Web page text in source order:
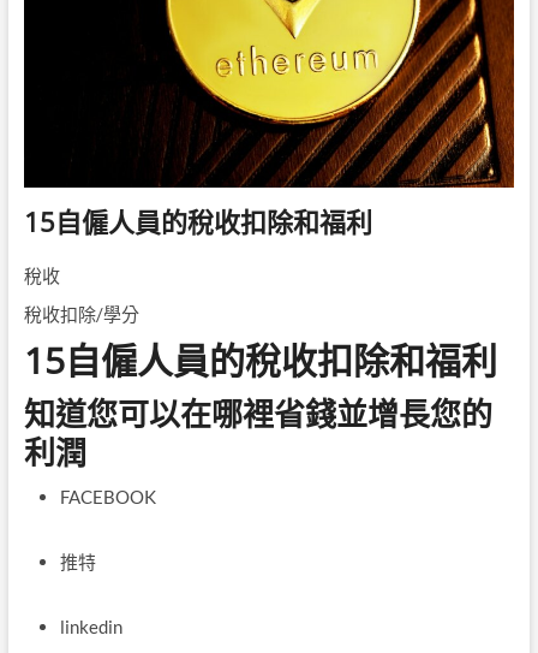
15自僱人員的稅收扣除和福利
稅收
稅收扣除/學分
15自僱人員的稅收扣除和福利
知道您可以在哪裡省錢並增長您的
利潤
FACEBOOK
推特
linkedin